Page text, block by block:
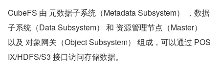
CubeFS 由 元数据子系统（Metadata Subsystem） ，数据
子系统（Data Subsystem） 和 资源管理节点（Master）
以及 对象网关（Object Subsystem） 组成，可以通过 POS
IX/HDFS/S3 接口访问存储数据。